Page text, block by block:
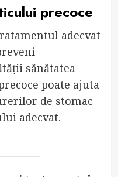
precoce
adecvat
sănătatea
poate ajuta
de stomac
adecvat.